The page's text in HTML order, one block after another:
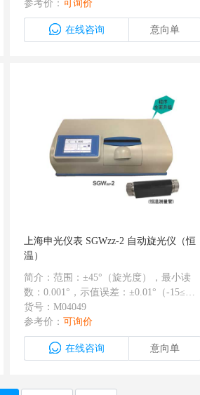
测数据并计算平均值
参考价： 可询价
在线咨询 意向单
上海申光仪表 SGWzz-2 自动旋光仪（恒
温）
简介：范围：±45°（旋光度），最小读
数：0.001°，示值误差：±0.01°（-15≤旋
光度≤+15°时）；±0.02°（旋光度＜-15°
或旋光度＞+15°时），重复性（标准偏差
S）：0.002°（旋光度），温度控制范
围：15℃-30℃，控温准确度：±0.5℃
货号：M04049
参考价： 可询价
在线咨询 意向单